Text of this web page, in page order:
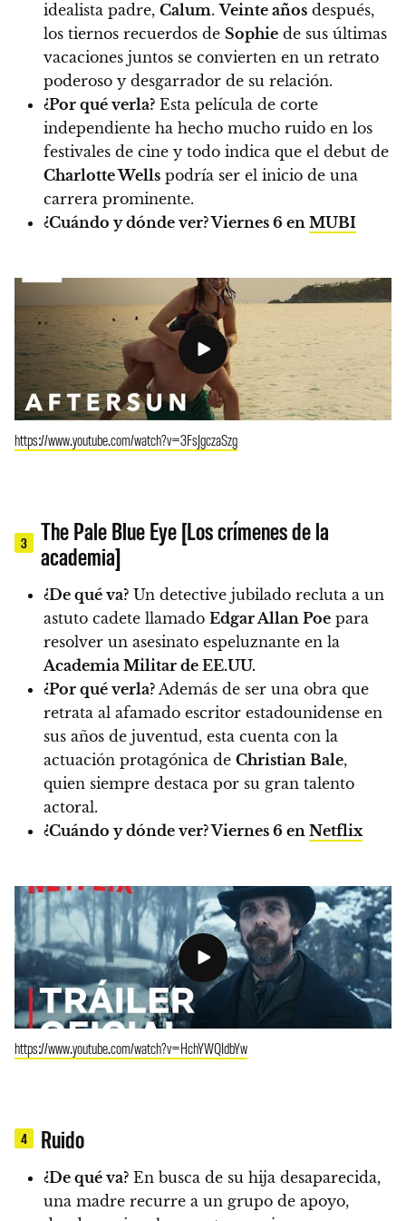
idealista padre, Calum.Veinte años después,
los tiernos recuerdos de Sophie de sus últimas
vacaciones juntos se convierten en un retrato
poderoso y desgarrador de su relación.
¿Por qué verla? Esta película de corte
independiente ha hecho mucho ruido en los
festivales de cine y todo indica que el debut de
Charlotte Wells podría ser el inicio de una
carrera prominente.
¿Cuándo y dónde ver?Viernes 6 en MUBI
https://www.youtube.com/watch?v=3FsJgczaSzg
3
The Pale Blue Eye [Los crímenes de la
academia]
¿De qué va? Un detective jubilado recluta a un
astuto cadete llamado Edgar Allan Poe para
resolver un asesinato espeluznante en la
Academia Militar de EE.UU.
¿Por qué verla? Además de ser una obra que
retrata al afamado escritor estadounidense en
sus años de juventud, esta cuenta con la
actuación protagónica de Christian Bale,
quien siempre destaca por su gran talento
actoral.
¿Cuándo y dónde ver?Viernes 6 en Netflix
https://www.youtube.com/watch?v=HchYWQIdbYw
4 Ruido
¿De qué va? En busca de su hija desaparecida,
una madre recurre a un grupo de apoyo,